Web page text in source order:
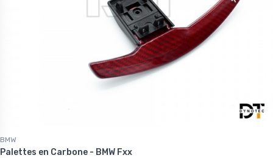
BMW
Palettes en Carbone - BMW Fxx